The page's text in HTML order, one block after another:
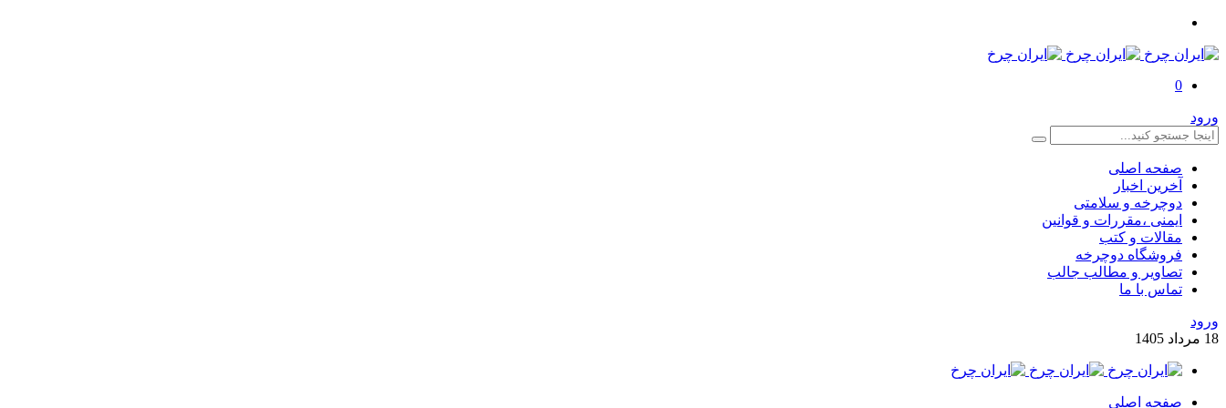
0
ورود
صفحه اصلی
آخرین اخبار
دوچرخه و سلامتی
ایمنی ،مقررات و قوانین
مقالات و کتب
فروشگاه دوچرخه
تصاویر و مطالب جالب
تماس با ما
ورود
18 مرداد 1405
صفحه اصلی